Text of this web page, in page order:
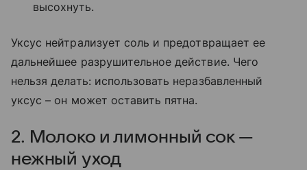
высохнуть.
Уксус нейтрализует соль и предотвращает ее
дальнейшее разрушительное действие. Чего
нельзя делать: использовать неразбавленный
уксус – он может оставить пятна.
2. Молоко и лимонный сок —
нежный уход